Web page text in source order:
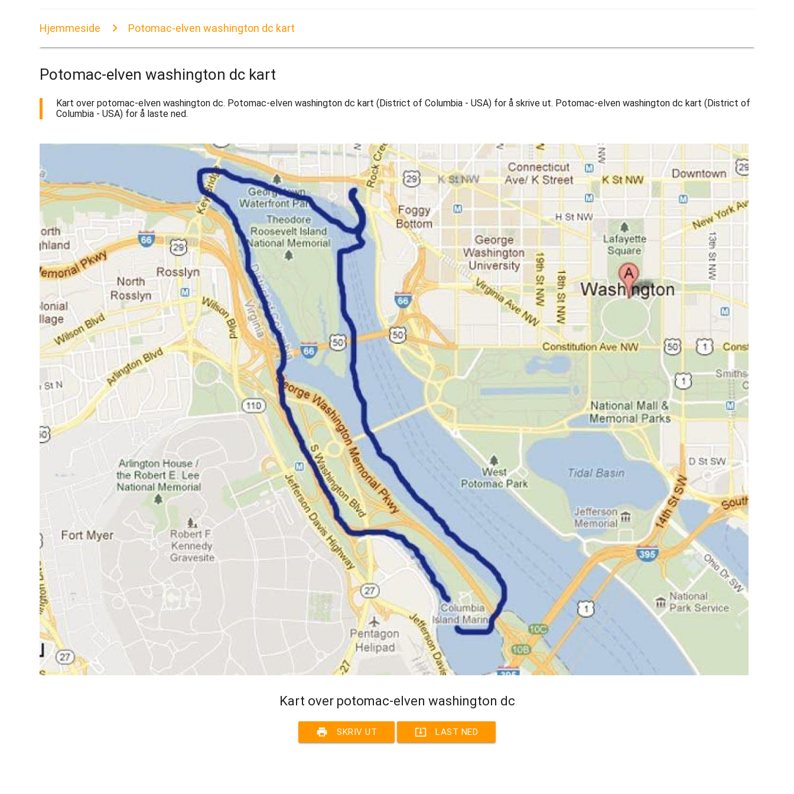
Hjemmeside Potomac-elven washington dc kart
Potomac-elven washington dc kart
Kart over potomac-elven washington dc. Potomac-elven washington dc kart (District of Columbia - USA) for å skrive ut. Potomac-elven washington dc kart (District of
Columbia - USA) for å laste ned.
Kart over potomac-elven washington dc
print SKRIV UT system_update_alt LAST NED